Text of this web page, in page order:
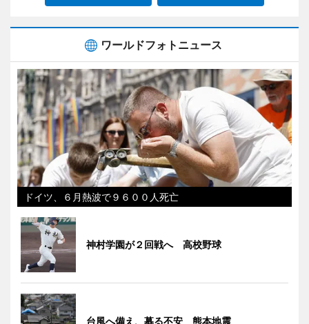
ワールドフォトニュース
ドイツ、６月熱波で９６００人死亡
神村学園が２回戦へ 高校野球
台風へ備え、募る不安 熊本地震